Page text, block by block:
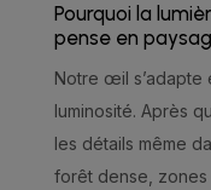
Pourquoi la
pense en
Notre œil s’adapte
luminosité. Après
les détails même
forêt dense, zones